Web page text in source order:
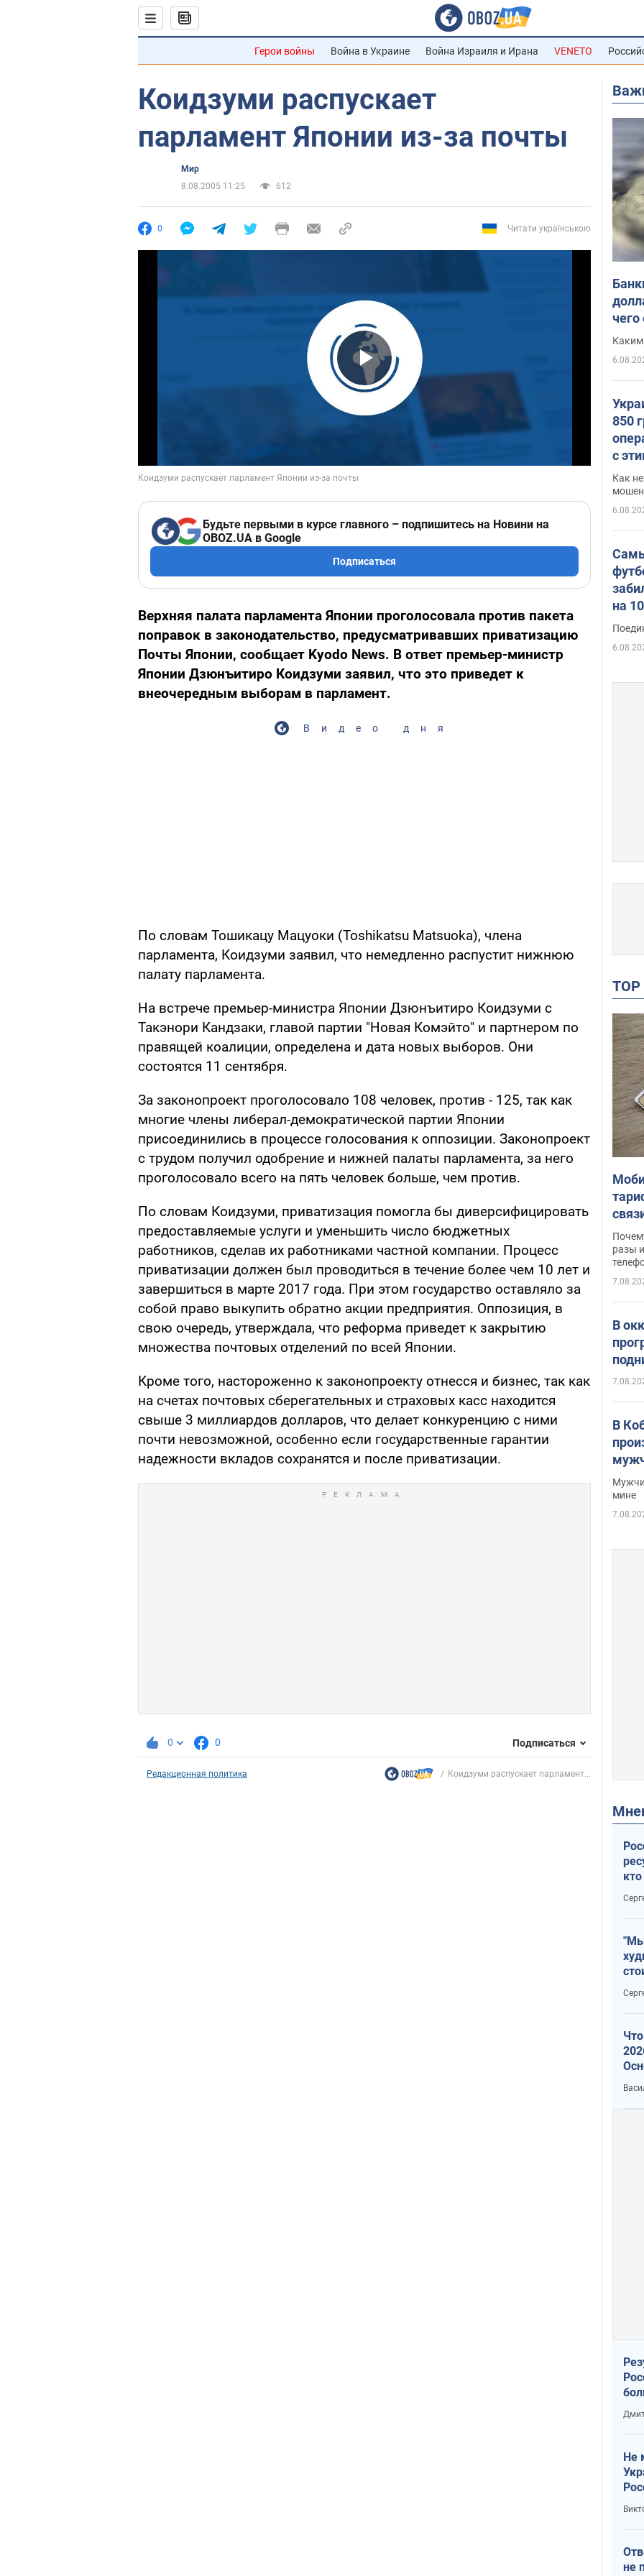
Герои войны Война в Украине Война Израиля и Ирана VENETO
Коидзуми распускает
парламент Японии из-за почты
Мир
8.08.2005 11:25
612
0 Читати українською
Play Video
Будьте первыми в курсе главного – подпишитесь на Новини на
OBOZ.UA в Google
Подписаться
Верхняя палата парламента Японии проголосовала против пакета
поправок в законодательство, предусматривавших приватизацию
Почты Японии, сообщает Kyodo News. В ответ премьер-министр
Японии Дзюнъитиро Коидзуми заявил, что это приведет к
внеочередным выборам в парламент.
Видео дня
По словам Тошикацу Мацуоки (Toshikatsu Matsuoka), члена
парламента, Коидзуми заявил, что немедленно распустит нижнюю
палату парламента.
На встрече премьер-министра Японии Дзюнъитиро Коидзуми с
Такэнори Кандзаки, главой партии "Новая Комэйто" и партнером по
правящей коалиции, определена и дата новых выборов. Они
состоятся 11 сентября.
За законопроект проголосовало 108 человек, против - 125, так как
многие члены либерал-демократической партии Японии
присоединились в процессе голосования к оппозиции. Законопроект
с трудом получил одобрение и нижней палаты парламента, за него
проголосовало всего на пять человек больше, чем против.
По словам Коидзуми, приватизация помогла бы диверсифицировать
предоставляемые услуги и уменьшить число бюджетных
работников, сделав их работниками частной компании. Процесс
приватизации должен был проводиться в течение более чем 10 лет и
завершиться в марте 2017 года. При этом государство оставляло за
собой право выкупить обратно акции предприятия. Оппозиция, в
свою очередь, утверждала, что реформа приведет к закрытию
множества почтовых отделений по всей Японии.
Кроме того, настороженно к законопроекту отнесся и бизнес, так как
на счетах почтовых сберегательных и страховых касс находится
свыше 3 миллиардов долларов, что делает конкуренцию с ними
почти невозможной, особенно если государственные гарантии
надежности вкладов сохранятся и после приватизации.
0 0 Подписаться
Редакционная политика Коидзуми распускает парламент...
Каким
850
с
Как
на
разы
В
В
мине
Не
не